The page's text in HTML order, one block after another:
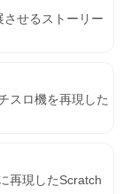
せるストーリー
スロ機を再現した
再現したScratch